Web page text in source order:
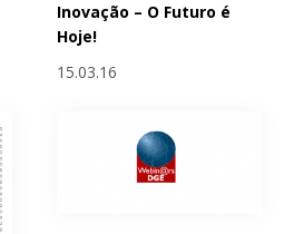
Inovação – O Futuro é
Hoje!
15.03.16